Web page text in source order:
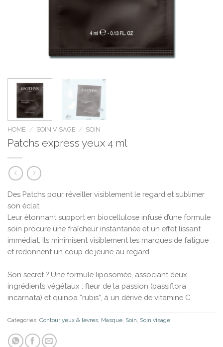
HOME / SOIN VISAGE / SOIN
Patchs express yeux 4 ml
Des Patchs pour réveiller visiblement le regard et sublimer
son éclat.
Leur étonnant support en biocellulose infusé d’une formule
soin procure une fraîcheur instantanée et un effet lissant
immédiat. Ils minimisent visiblement les marques de fatigue
et redonnent un coup de jeune au regard.
Son secret ? Une formule liposomée, associant deux
ingrédients végétaux : fleur de la passion (passiflora
incarnata) et quinoa “rubis”, à un dérivé de vitamine C.
Categories: Contour yeux & lèvres, Masque, Soin, Soin visage